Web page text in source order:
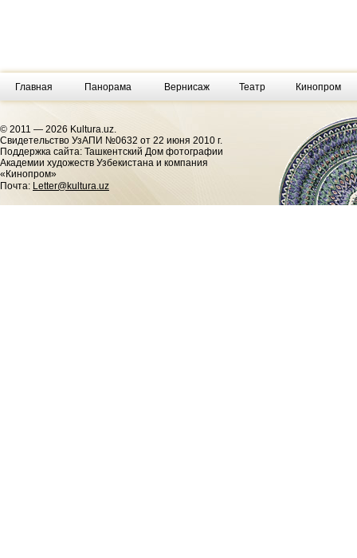
Главная Панорама Вернисаж Театр Кинопром
© 2011 — 2026 Kultura.uz.
Cвидетельство УзАПИ №0632 от 22 июня 2010 г.
Поддержка сайта: Ташкентский Дом фотографии
Академии художеств Узбекистана и компания
«Кинопром»
Почта: Letter@kultura.uz